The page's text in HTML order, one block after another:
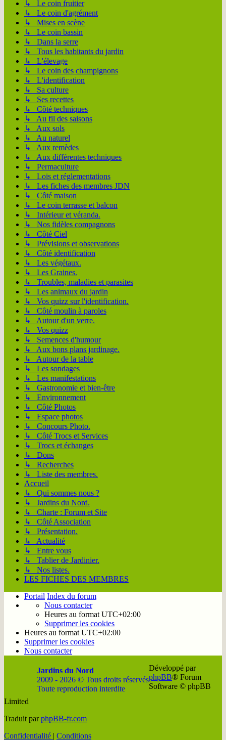
↳ Le coin fruitier
↳ Le coin d'agrément
↳ Mises en scène
↳ Le coin bassin
↳ Dans la serre
↳ Tous les habitants du jardin
↳ L'élevage
↳ Le coin des champignons
↳ L'identification
↳ Sa culture
↳ Ses recettes
↳ Côté techniques
↳ Au fil des saisons
↳ Aux sols
↳ Au naturel
↳ Aux remèdes
↳ Aux différentes techniques
↳ Permaculture
↳ Lois et réglementations
↳ Les fiches des membres JDN
↳ Côté maison
↳ Le coin terrasse et balcon
↳ Intérieur et véranda.
↳ Nos fidèles compagnons
↳ Côté Ciel
↳ Prévisions et observations
↳ Côté identification
↳ Les végétaux.
↳ Les Graines.
↳ Troubles, maladies et parasites
↳ Les animaux du jardin
↳ Vos quizz sur l'identification.
↳ Côté moulin à paroles
↳ Autour d'un verre.
↳ Vos quizz
↳ Semences d'humour
↳ Aux bons plans jardinage.
↳ Autour de la table
↳ Les sondages
↳ Les manifestations
↳ Gastronomie et bien-être
↳ Environnement
↳ Côté Photos
↳ Espace photos
↳ Concours Photo.
↳ Côté Trocs et Services
↳ Trocs et échanges
↳ Dons
↳ Recherches
↳ Liste des membres.
Accueil
↳ Qui sommes nous ?
↳ Jardins du Nord.
↳ Charte : Forum et Site
↳ Côté Association
↳ Présentation.
↳ Actualité
↳ Entre vous
↳ Tablier de Jardinier.
↳ Nos listes.
LES FICHES DES MEMBRES
Portail Index du forum
Nous contacter
Heures au format UTC+02:00
Supprimer les cookies
Heures au format UTC+02:00
Supprimer les cookies
Nous contacter
Jardins du Nord
2009 - 2026 © Tous droits réservés
Toute reproduction interdite
Développé par
phpBB® Forum
Software © phpBB
Limited
Traduit parphpBB-fr.com
Confidentialité | Conditions